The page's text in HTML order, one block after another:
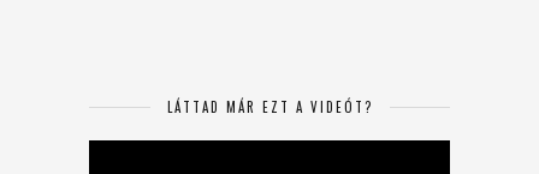
LÁTTAD MÁR EZT A VIDEÓT?